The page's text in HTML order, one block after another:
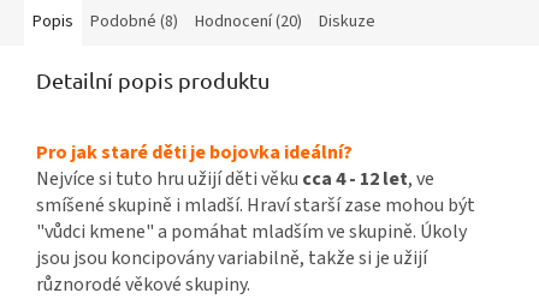
Popis Podobné (8) Hodnocení (20) Diskuze
Detailní popis produktu
Pro jak staré děti je bojovka ideální?
Nejvíce si tuto hru užijí děti věku cca 4 - 12 let, ve
smíšené skupině i mladší. Hraví starší zase mohou být
"vůdci kmene" a pomáhat mladším ve skupině. Úkoly
jsou jsou koncipovány variabilně, takže si je užijí
různorodé věkové skupiny.